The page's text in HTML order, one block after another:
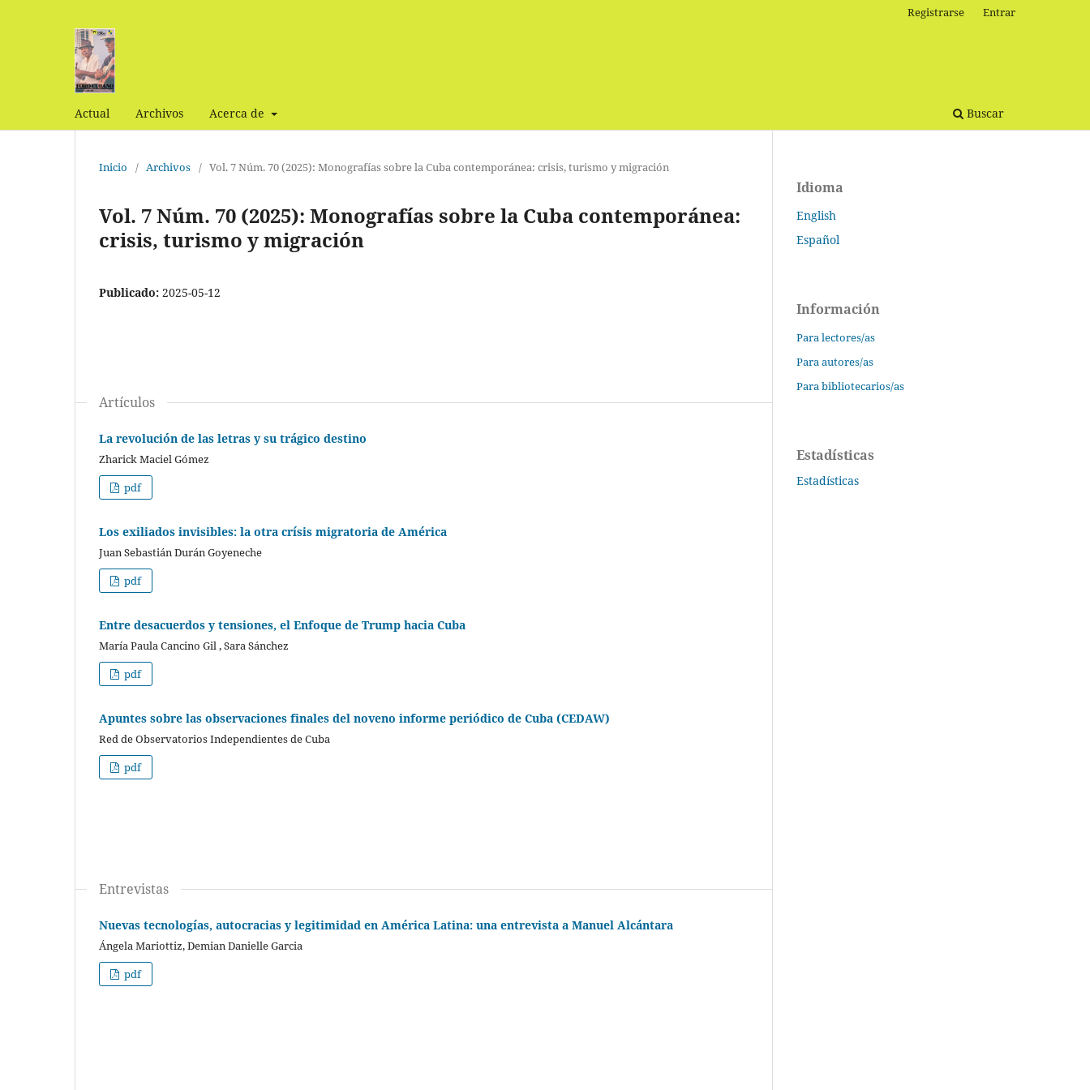
Actual Archivos Acerca de Buscar
Registrarse Entrar
Inicio / Archivos / Vol. 7 Núm. 70 (2025): Monografías sobre la Cuba contemporánea: crisis, turismo y migración
Vol. 7 Núm. 70 (2025): Monografías sobre la Cuba contemporánea:
crisis, turismo y migración
Publicado: 2025-05-12
Artículos
La revolución de las letras y su trágico destino
Zharick Maciel Gómez
pdf
Los exiliados invisibles: la otra crísis migratoria de América
Juan Sebastián Durán Goyeneche
pdf
Entre desacuerdos y tensiones, el Enfoque de Trump hacia Cuba
María Paula Cancino Gil , Sara Sánchez
pdf
Apuntes sobre las observaciones finales del noveno informe periódico de Cuba (CEDAW)
Red de Observatorios Independientes de Cuba
pdf
Entrevistas
Nuevas tecnologías, autocracias y legitimidad en América Latina: una entrevista a Manuel Alcántara
Ángela Mariottiz, Demian Danielle Garcia
pdf
Idioma
English
Español
Información
Para lectores/as
Para autores/as
Para bibliotecarios/as
Estadísticas
Estadísticas